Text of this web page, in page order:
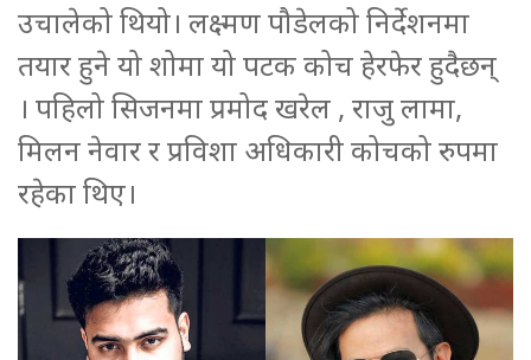
उचालेको थियो। लक्ष्मण पौडेलको निर्देशनमा
तयार हुने यो शोमा यो पटक कोच हेरफेर हुदैछन्
। पहिलो सिजनमा प्रमोद खरेल , राजु लामा,
मिलन नेवार र प्रविशा अधिकारी कोचको रुपमा
रहेका थिए।